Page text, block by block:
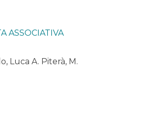
ASSOCIATIVA
Luca A. Piterà, M.